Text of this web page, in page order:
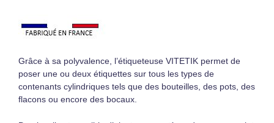
Grâce à sa polyvalence, l’étiqueteuse VITETIK permet de
poser une ou deux étiquettes sur tous les types de
contenants cylindriques tels que des bouteilles, des pots, des
flacons ou encore des bocaux.